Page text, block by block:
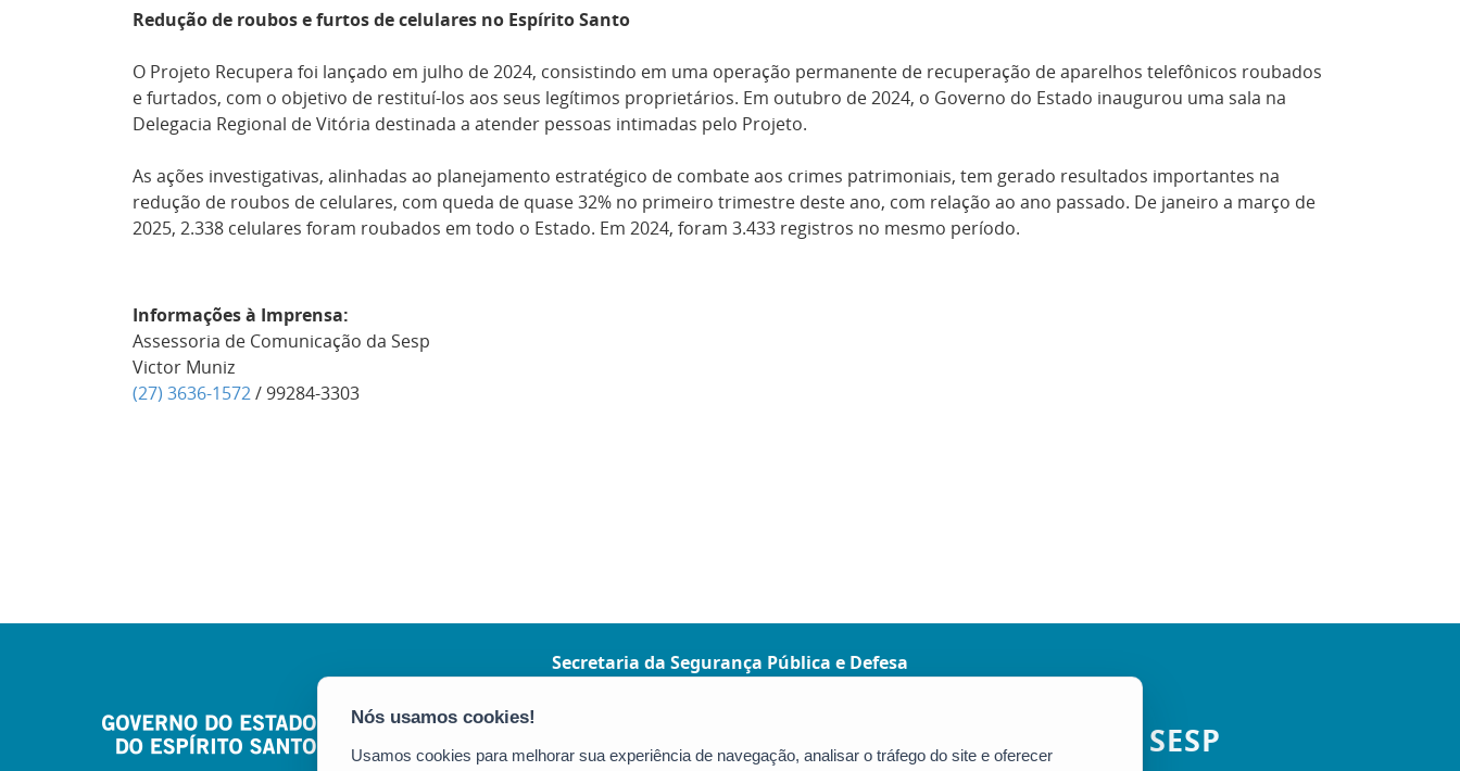
Redução de roubos e furtos de celulares no Espírito Santo
O Projeto Recupera foi lançado em julho de 2024, consistindo em uma operação permanente de recuperação de aparelhos telefônicos roubados
e furtados, com o objetivo de restituí-los aos seus legítimos proprietários. Em outubro de 2024, o Governo do Estado inaugurou uma sala na
Delegacia Regional de Vitória destinada a atender pessoas intimadas pelo Projeto.
As ações investigativas, alinhadas ao planejamento estratégico de combate aos crimes patrimoniais, tem gerado resultados importantes na
redução de roubos de celulares, com queda de quase 32% no primeiro trimestre deste ano, com relação ao ano passado. De janeiro a março de
2025, 2.338 celulares foram roubados em todo o Estado. Em 2024, foram 3.433 registros no mesmo período.
Informações à Imprensa:
Assessoria de Comunicação da Sesp
Victor Muniz
(27) 3636-1572/ 99284-3303
Secretaria da Segurança Pública e Defesa
2355 - Bento Ferreira
SESP
Usamos cookies para melhorar sua experiência de navegação, analisar o tráfego do site e oferecer